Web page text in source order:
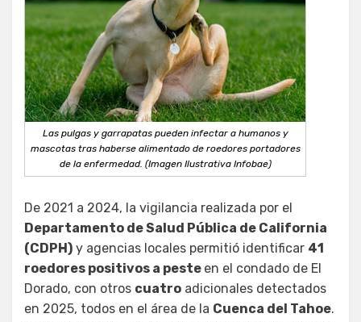
Las pulgas y garrapatas pueden infectar a humanos y
mascotas tras haberse alimentado de roedores portadores
de la enfermedad. (Imagen Ilustrativa Infobae)
De 2021 a 2024, la vigilancia realizada por el
Departamento de Salud Pública de California
(CDPH) y agencias locales permitió identificar 41
roedores positivos a peste en el condado de El
Dorado, con otros cuatro adicionales detectados
en 2025, todos en el área de la Cuenca del Tahoe.